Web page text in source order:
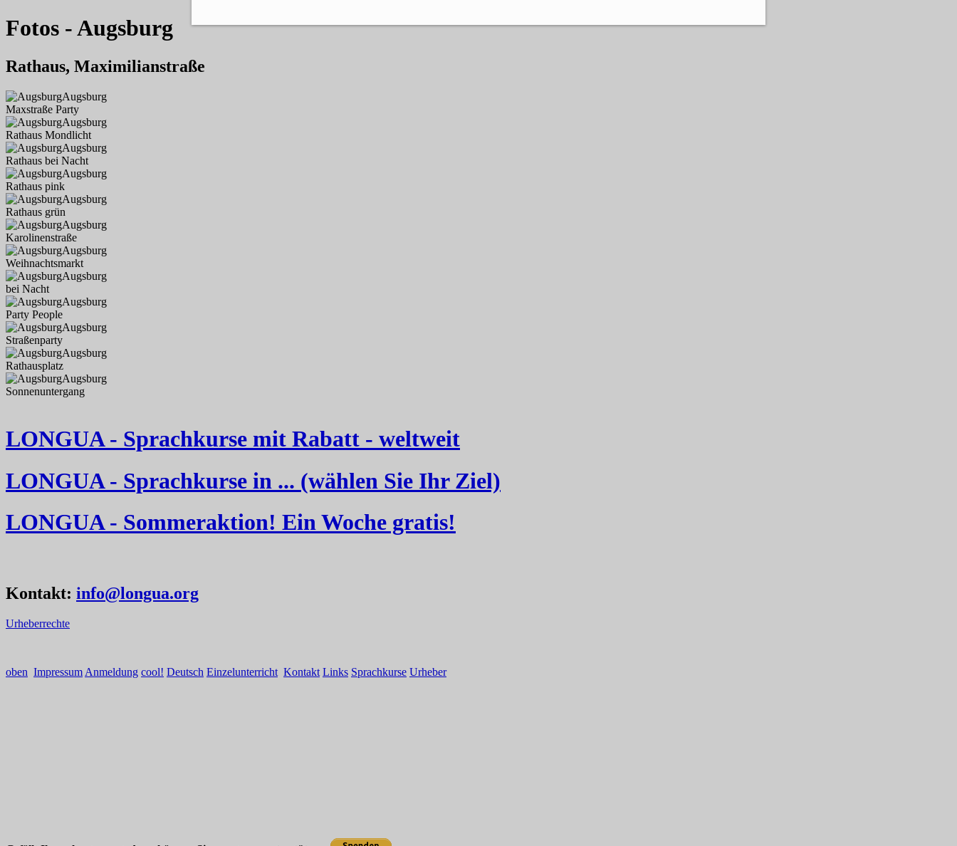
Fotos - Augsburg
Rathaus, Maximilianstraße
Augsburg
Maxstraße Party
Augsburg
Rathaus Mondlicht
Augsburg
Rathaus bei Nacht
Augsburg
Rathaus pink
Augsburg
Rathaus grün
Augsburg
Karolinenstraße
Augsburg
Weihnachtsmarkt
Augsburg
bei Nacht
Augsburg
Party People
Augsburg
Straßenparty
Augsburg
Rathausplatz
Augsburg
Sonnenuntergang
LONGUA - Sprachkurse mit Rabatt - weltweit
LONGUA - Sprachkurse in ... (wählen Sie Ihr Ziel)
LONGUA - Sommeraktion! Ein Woche gratis!
Kontakt: info@longua.org
Urheberrechte
oben Impressum Anmeldung cool! Deutsch Einzelunterricht Kontakt Links Sprachkurse Urheber